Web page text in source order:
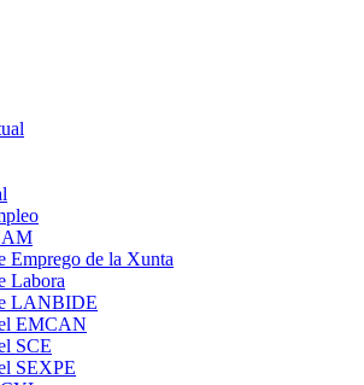
Emprego de la Xunta
Labora
LANBIDE
EMCAN
SCE
SEXPE